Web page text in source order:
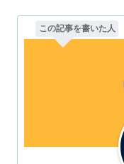
この記事を書いた人